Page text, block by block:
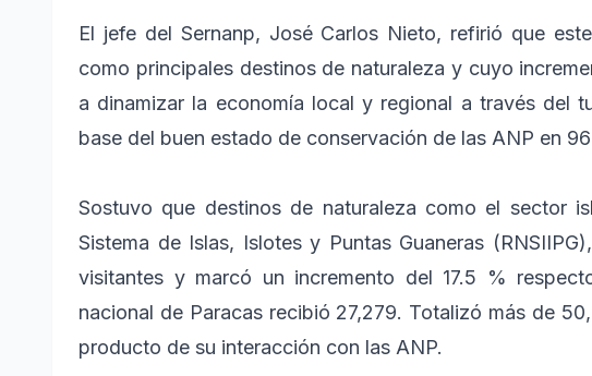
El jefe del Sernanp, José Carlos Nieto, refirió que
como principales destinos de naturaleza y cuyo
a dinamizar la economía local y regional a través del
base del buen estado de conservación de las ANP en
Sostuvo que destinos de naturaleza como el sector
Sistema de Islas, Islotes y Puntas Guaneras
visitantes y marcó un incremento del 17.5 %
nacional de Paracas recibió 27,279. Totalizó más de
producto de su interacción con las ANP.